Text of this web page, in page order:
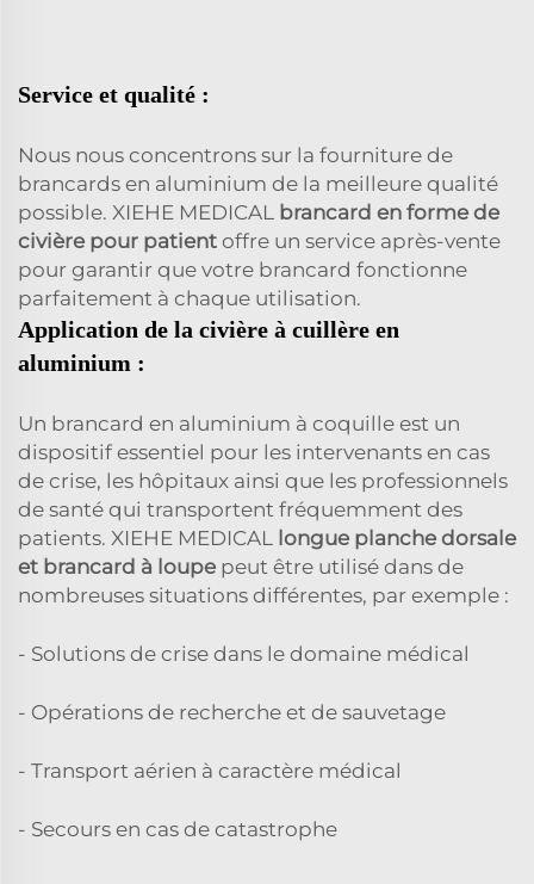
Service et qualité :
Nous nous concentrons sur la fourniture de
brancards en aluminium de la meilleure qualité
possible. XIEHE MEDICAL brancard en forme de
civière pour patient offre un service après-vente
pour garantir que votre brancard fonctionne
parfaitement à chaque utilisation.
Application de la civière à cuillère en
aluminium :
Un brancard en aluminium à coquille est un
dispositif essentiel pour les intervenants en cas
de crise, les hôpitaux ainsi que les professionnels
de santé qui transportent fréquemment des
patients. XIEHE MEDICAL longue planche dorsale
et brancard à loupe peut être utilisé dans de
nombreuses situations différentes, par exemple :
- Solutions de crise dans le domaine médical
- Opérations de recherche et de sauvetage
- Transport aérien à caractère médical
- Secours en cas de catastrophe